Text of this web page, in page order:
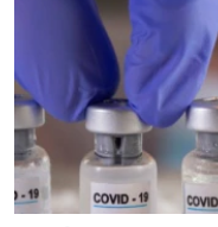
FOTOQALEREYA
İNFOQRAFIKA
KARIKATURA
RADIO ARXIV
OXU ZALI
AZƏRBAYCAN ƏDƏBIYYATI
İSLAM VƏ DEMOKRATIYA
İZ - MƏDƏNIYYƏT
HAQQIMIZDA
MISSIYAMIZ
PEŞƏ ETIKASI VƏ
MATERIALLARIMIZDAN
BIZI IZLƏ